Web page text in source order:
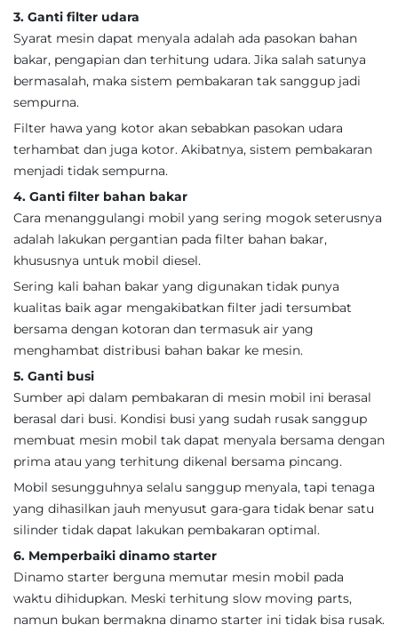
3. Ganti filter udara
Syarat mesin dapat menyala adalah ada pasokan bahan
bakar, pengapian dan terhitung udara. Jika salah satunya
bermasalah, maka sistem pembakaran tak sanggup jadi
sempurna.
Filter hawa yang kotor akan sebabkan pasokan udara
terhambat dan juga kotor. Akibatnya, sistem pembakaran
menjadi tidak sempurna.
4. Ganti filter bahan bakar
Cara menanggulangi mobil yang sering mogok seterusnya
adalah lakukan pergantian pada filter bahan bakar,
khususnya untuk mobil diesel.
Sering kali bahan bakar yang digunakan tidak punya
kualitas baik agar mengakibatkan filter jadi tersumbat
bersama dengan kotoran dan termasuk air yang
menghambat distribusi bahan bakar ke mesin.
5. Ganti busi
Sumber api dalam pembakaran di mesin mobil ini berasal
berasal dari busi. Kondisi busi yang sudah rusak sanggup
membuat mesin mobil tak dapat menyala bersama dengan
prima atau yang terhitung dikenal bersama pincang.
Mobil sesungguhnya selalu sanggup menyala, tapi tenaga
yang dihasilkan jauh menyusut gara-gara tidak benar satu
silinder tidak dapat lakukan pembakaran optimal.
6. Memperbaiki dinamo starter
Dinamo starter berguna memutar mesin mobil pada
waktu dihidupkan. Meski terhitung slow moving parts,
namun bukan bermakna dinamo starter ini tidak bisa rusak.